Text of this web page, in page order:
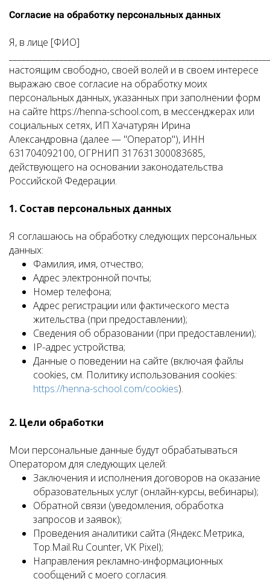
Согласие на обработку персональных данных
Я, в лице [ФИО]
настоящим свободно, своей волей и в своем интересе
выражаю свое согласие на обработку моих
персональных данных, указанных при заполнении форм
на сайте https://henna-school.com, в мессенджерах или
социальных сетях, ИП Хачатурян Ирина
Александровна (далее — "Оператор"), ИНН
631704092100, ОГРНИП 317631300083685,
действующего на основании законодательства
Российской Федерации.
1. Состав персональных данных
Я соглашаюсь на обработку следующих персональных
данных:
Фамилия, имя, отчество;
Адрес электронной почты;
Номер телефона;
Адрес регистрации или фактического места
жительства (при предоставлении);
Сведения об образовании (при предоставлении);
IP-адрес устройства;
Данные о поведении на сайте (включая файлы
cookies, см. Политику использования cookies:
https://henna-school.com/cookies).
2. Цели обработки
Мои персональные данные будут обрабатываться
Оператором для следующих целей:
Заключения и исполнения договоров на оказание
образовательных услуг (онлайн-курсы, вебинары);
Обратной связи (уведомления, обработка
запросов и заявок);
Проведения аналитики сайта (Яндекс.Метрика,
Top.Mail.Ru Counter, VK Pixel);
Направления рекламно-информационных
сообщений с моего согласия.